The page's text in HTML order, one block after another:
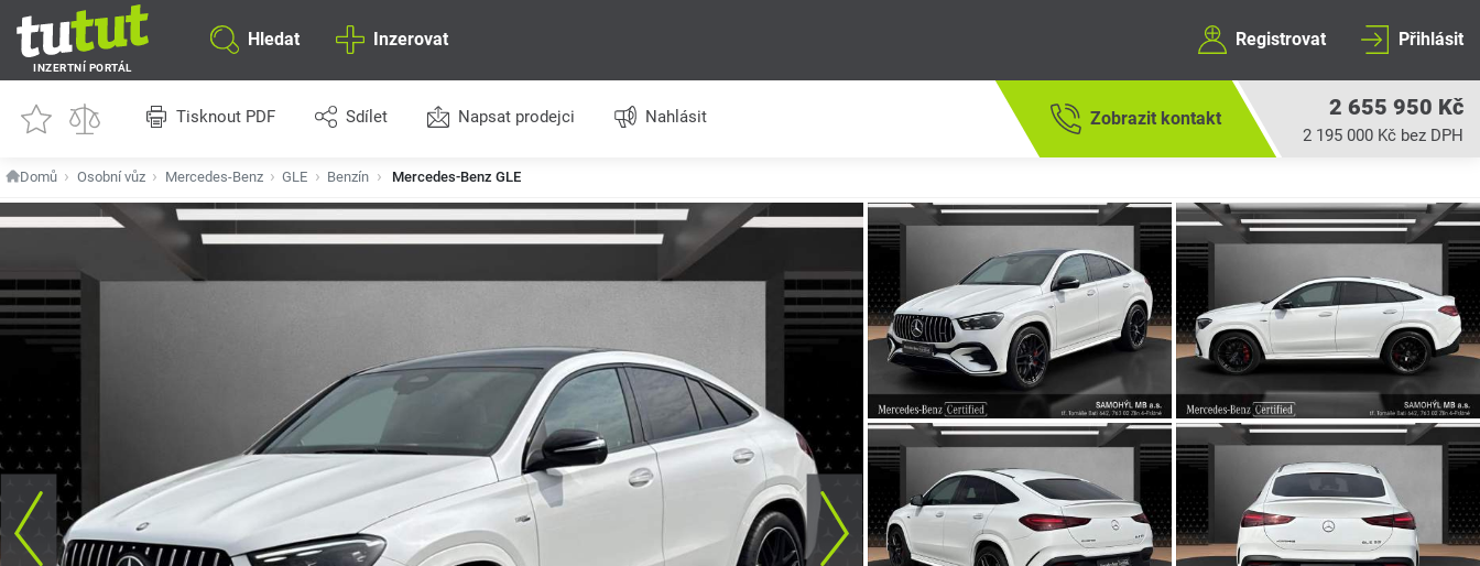
INZERTNÍ PORTÁL
Hledat Inzerovat Registrovat Přihlásit
Tisknout PDF Sdílet Napsat prodejci Nahlásit 2 655 950 Kč
2 195 000 Kč bez DPH
Zobrazit kontakt
Domů Osobní vůz Mercedes-Benz GLE Benzín Mercedes-Benz GLE